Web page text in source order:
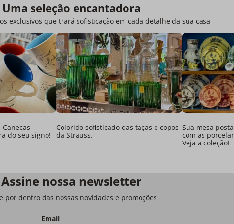
Uma seleção encantadora
exclusivos que trará sofisticação em cada detalhe da sua casa
do seu signo!
Colorido sofisticado das taças e copos
da Strauss.
Sua mesa
com as
Veja a coleção!
Assine nossa newsletter
por dentro das nossas novidades e promoções
Email